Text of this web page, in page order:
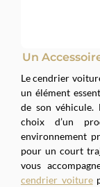
Un
Le cendrier
un élément
de son
choix d’un
environnement
pour un court
vous
cendrier voiture